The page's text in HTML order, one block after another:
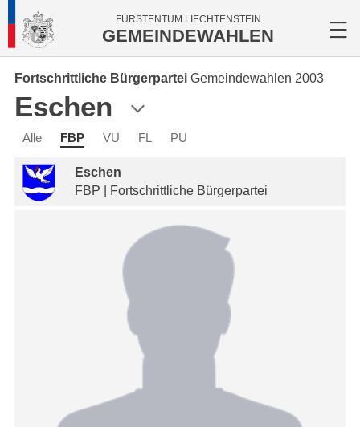
FÜRSTENTUM LIECHTENSTEIN
GEMEINDEWAHLEN
Fortschrittliche Bürgerpartei Gemeindewahlen 2003
Eschen
Alle FBP VU FL PU
Eschen
FBP | Fortschrittliche Bürgerpartei